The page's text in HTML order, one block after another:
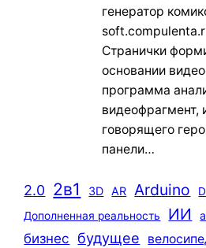
генератор
Странички
основании
программа
видеофрагмент,
говорящего
панели…
2.0 2в1 3D AR Arduino
Дополненная реальность ИИ
бизнес будущее